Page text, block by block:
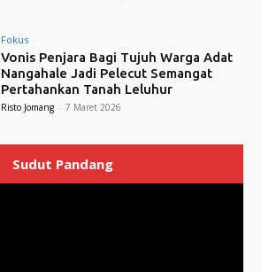
Fokus
Vonis Penjara Bagi Tujuh Warga Adat
Nangahale Jadi Pelecut Semangat
Pertahankan Tanah Leluhur
Risto Jomang - 7 Maret 2026
Sudut Pandang